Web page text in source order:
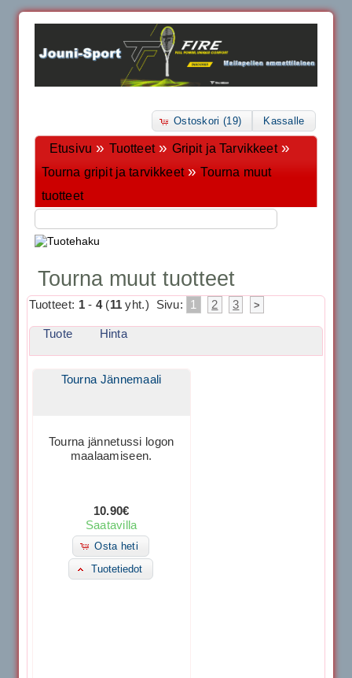
Ostoskori (19) Kassalle
Etusivu » Tuotteet» Gripit ja Tarvikkeet»
Tourna gripit ja tarvikkeet»Tourna muut
tuotteet
Tourna muut tuotteet
Tuotteet: 1- 4(11 yht.) Sivu: 1 2 3 >
Tuote Hinta
Tourna Jännemaali
Tourna jännetussi logon
maalaamiseen.
10.90€
Saatavilla
Osta heti
Tuotetiedot